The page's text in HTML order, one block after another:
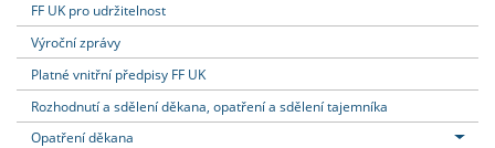
FF UK pro udržitelnost
Výroční zprávy
Platné vnitřní předpisy FF UK
Rozhodnutí a sdělení děkana, opatření a sdělení tajemníka
Opatření děkana